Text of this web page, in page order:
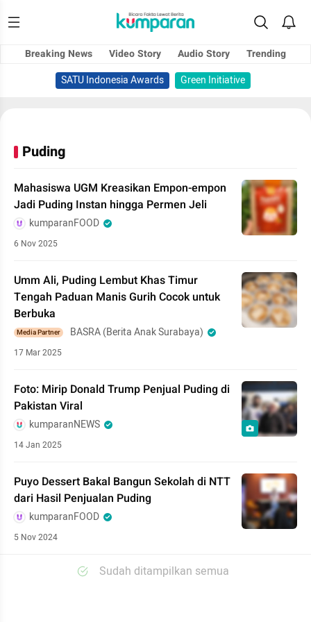
Breaking News Video Story Audio Story
Trending
SATU Indonesia Awards
Green Initiative
Puding
Mahasiswa UGM Kreasikan Empon-empon
Jadi Puding Instan hingga Permen Jeli
kumparanFOOD
6 Nov 2025
Umm Ali, Puding Lembut Khas Timur
Tengah Paduan Manis Gurih Cocok untuk
Berbuka
Media Partner BASRA (Berita Anak Surabaya)
17 Mar 2025
Foto: Mirip Donald Trump Penjual Puding di
Pakistan Viral
kumparanNEWS
14 Jan 2025
Puyo Dessert Bakal Bangun Sekolah di NTT
dari Hasil Penjualan Puding
kumparanFOOD
5 Nov 2024
Sudah ditampilkan semua